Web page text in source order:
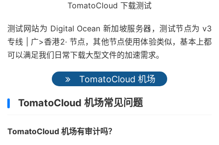
TomatoCloud 下载测试
测试网站为 Digital Ocean 新加坡服务器，测试节点为 v3
专线 | 广>香港2· 节点，其他节点使用体验类似，基本上都
可以满足我们日常下载大型文件的加速需求。
TomatoCloud 机场
TomatoCloud 机场常见问题
TomatoCloud 机场有审计吗？